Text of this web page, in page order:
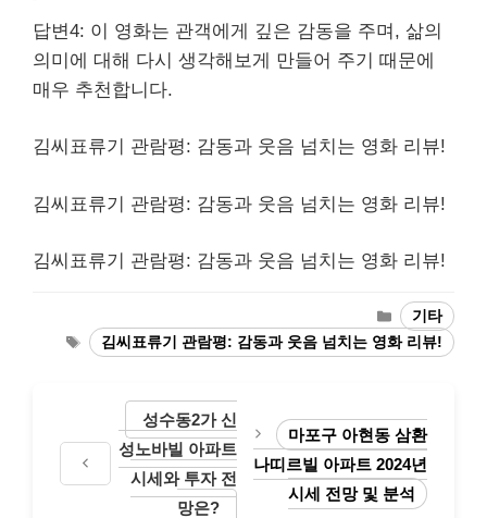
답변4: 이 영화는 관객에게 깊은 감동을 주며, 삶의
의미에 대해 다시 생각해보게 만들어 주기 때문에
매우 추천합니다.
김씨표류기 관람평: 감동과 웃음 넘치는 영화 리뷰!
김씨표류기 관람평: 감동과 웃음 넘치는 영화 리뷰!
김씨표류기 관람평: 감동과 웃음 넘치는 영화 리뷰!
Categories
기타
Tags김씨표류기 관람평: 감동과 웃음 넘치는 영화 리뷰!
성수동2가 신
성노바빌 아파트
시세와 투자 전
망은?
마포구 아현동 삼환
나띠르빌 아파트 2024년
시세 전망 및 분석